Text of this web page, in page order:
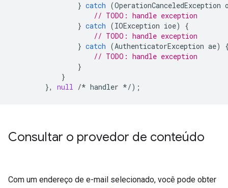
} catch (OperationCanceledException
// TODO: handle exception
} catch (IOException ioe)
{
// TODO: handle exception
} catch (AuthenticatorException ae)
// TODO: handle exception
}
}
},
null /* handler */);
Consultar o provedor de conteúdo
Com um endereço de e-mail selecionado, você pode obter